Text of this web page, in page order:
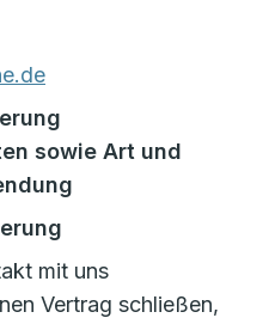
sowie Art und
mit uns
Vertrag schließen,